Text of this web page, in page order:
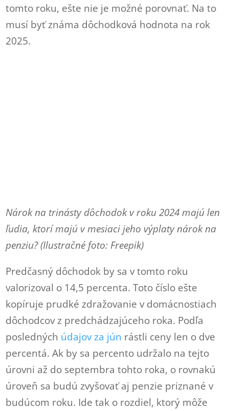
tomto roku, ešte nie je možné porovnať. Na to
musí byť známa dôchodková hodnota na rok
2025.
Nárok na trinásty dôchodok v roku 2024 majú len
ľudia, ktorí majú v mesiaci jeho výplaty nárok na
penziu? (Ilustračné foto: Freepik)
Predčasný dôchodok by sa v tomto roku
valorizoval o 14,5 percenta. Toto číslo ešte
kopíruje prudké zdražovanie v domácnostiach
dôchodcov z predchádzajúceho roka. Podľa
posledných údajov za jún rástli ceny len o dve
percentá. Ak by sa percento udržalo na tejto
úrovni až do septembra tohto roka, o rovnakú
úroveň sa budú zvyšovať aj penzie priznané v
budúcom roku. Ide tak o rozdiel, ktorý môže